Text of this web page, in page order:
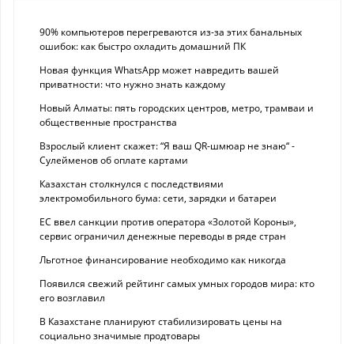
90% компьютеров перегреваются из-за этих банальных
ошибок: как быстро охладить домашний ПК
Новая функция WhatsApp может навредить вашей
приватности: что нужно знать каждому
Новый Алматы: пять городских центров, метро, трамваи и
общественные пространства
Взрослый клиент скажет: “Я ваш QR-шмюар не знаю“ -
Сулейменов об оплате картами
Казахстан столкнулся с последствиями
электромобильного бума: сети, зарядки и батареи
ЕС ввел санкции против оператора «Золотой Короны»,
сервис ограничил денежные переводы в ряде стран
Льготное финансирование необходимо как никогда
Появился свежий рейтинг самых умных городов мира: кто
его возглавил
В Казахстане планируют стабилизировать цены на
социально значимые продтовары